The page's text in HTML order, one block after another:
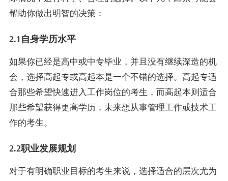
帮助你做出明智的决策：
2.1自身学历水平
如果你已经是高中或中专毕业，并且没有继续深造的机
会，选择高起专或高起本是一个不错的选择。高起专适
合那些希望快速进入工作岗位的考生，而高起本则适合
那些希望获得更高学历，未来想从事管理工作或技术工
作的考生。
2.2职业发展规划
对于有明确职业目标的考生来说，选择适合的层次尤为